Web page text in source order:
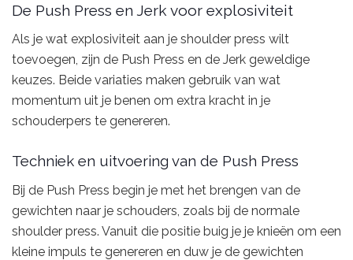
De Push Press en Jerk voor explosiviteit
Als je wat explosiviteit aan je shoulder press wilt
toevoegen, zijn de Push Press en de Jerk geweldige
keuzes. Beide variaties maken gebruik van wat
momentum uit je benen om extra kracht in je
schouderpers te genereren.
Techniek en uitvoering van de Push Press
Bij de Push Press begin je met het brengen van de
gewichten naar je schouders, zoals bij de normale
shoulder press. Vanuit die positie buig je je knieën om een
​​kleine impuls te genereren en duw je de gewichten